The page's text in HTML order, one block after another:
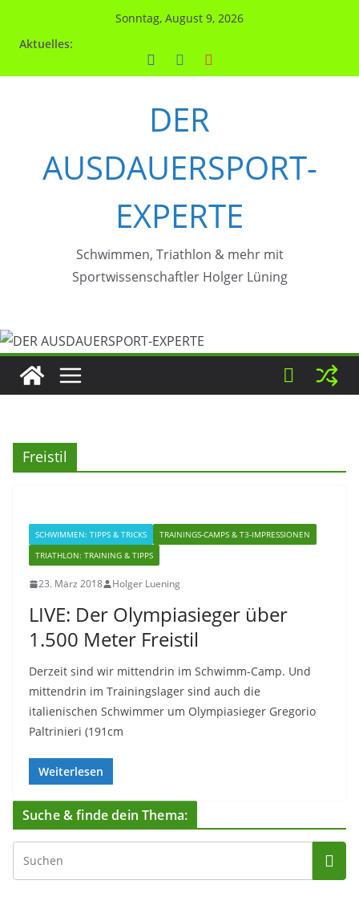
Sonntag, August 9, 2026
Aktuelles:
DER
AUSDAUERSPORT-
EXPERTE
Schwimmen, Triathlon & mehr mit
Sportwissenschaftler Holger Lüning
Freistil
SCHWIMMEN: TIPPS & TRICKS
TRAININGS-CAMPS & T3-IMPRESSIONEN
TRIATHLON: TRAINING & TIPPS
23. März 2018 Holger Luening
LIVE: Der Olympiasieger über
1.500 Meter Freistil
Derzeit sind wir mittendrin im Schwimm-Camp. Und
mittendrin im Trainingslager sind auch die
italienischen Schwimmer um Olympiasieger Gregorio
Paltrinieri (191cm
Weiterlesen
Suche & finde dein Thema: